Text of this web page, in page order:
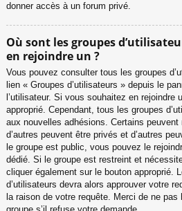
donner accès à un forum privé.
Où sont les groupes
en rejoindre un ?
Vous pouvez consulter tous les groupes
lien « Groupes d’utilisateurs » depuis le
l’utilisateur. Si vous souhaitez en rejoindre
approprié. Cependant, tous les groupes
aux nouvelles adhésions. Certains
d’autres peuvent être privés et d’autres
le groupe est public, vous pouvez le
dédié. Si le groupe est restreint et
cliquer également sur le bouton approprié.
d’utilisateurs devra alors approuver votre
la raison de votre requête. Merci de ne